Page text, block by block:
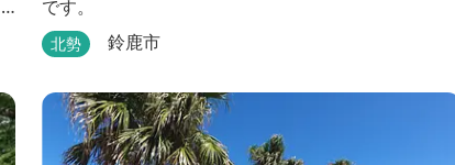
です。
北勢 鈴鹿市